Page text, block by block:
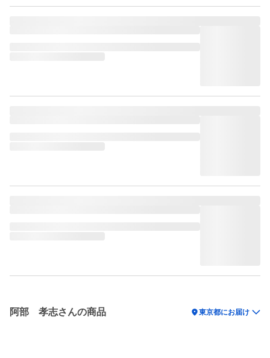
阿部 孝志さんの商品 location_on東京都にお届け